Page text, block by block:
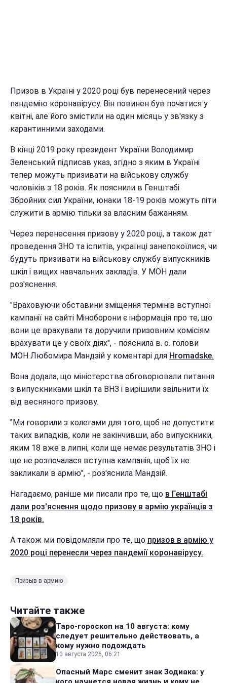
Призов в Україні у 2020 році був перенесений через
пандемію коронавірусу. Він повинен був початися у
квітні, але його змістили на один місяць у зв'язку з
карантинними заходами.
В кінці 2019 року президент України Володимир
Зеленський підписав указ, згідно з яким в Україні
тепер можуть призивати на військову службу
чоловіків з 18 років. Як пояснили в Генштабі
Збройних сил України, юнаки 18-19 років можуть піти
служити в армію тільки за власним бажанням.
Через перенесення призову у 2020 році, а також дат
проведення ЗНО та іспитів, українці занепокоїлися, чи
будуть призивати на військову службу випускників
шкіл і вищих навчальних закладів. У МОН дали
роз'яснення.
"Враховуючи обставини зміщення термінів вступної
кампанії на сайті Міноборони є інформація про те, що
вони це врахували та доручили призовним комісіям
врахувати це у своїх діях", - пояснила в. о. голови
МОН Любомира Мандзій у коментарі для Hromadske.
Вона додала, що міністерства обговорювали питання
з випускниками шкіл та ВНЗ і вирішили звільнити їх
від весняного призову.
"Ми говорили з колегами для того, щоб не допустити
таких випадків, коли не закінчивши, або випускники,
яким 18 вже в липні, коли ще немає результатів ЗНО і
ще не розпочалася вступна кампанія, щоб їх не
закликали в армію", - роз'яснила Мандзій.
Нагадаємо, раніше ми писали про те, що в Генштабі
дали роз'яснення щодо призову в армію українців з
18 років.
А також ми повідомляли про те, що призов в армію у
2020 році перенесли через пандемії коронавірусу.
Призыв в армию
Читайте также
Таро-гороскоп на 10 августа: кому
следует решительно действовать, а
кому нужно подождать
10 августа 2026, 06:21
Опасный Марс сменит знак Зодиака: у